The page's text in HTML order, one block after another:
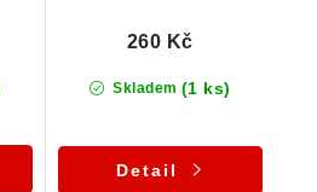
Skladem (1 ks)
260 Kč
Detail